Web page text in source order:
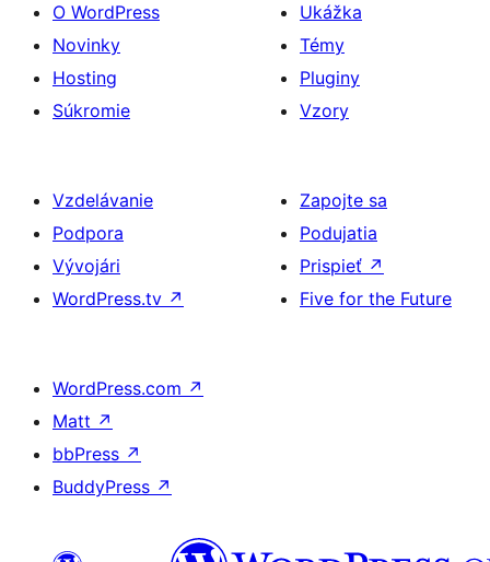
O WordPress
Novinky
Hosting
Súkromie
Ukážka
Témy
Pluginy
Vzory
Vzdelávanie
Podpora
Vývojári
WordPress.tv ↗
Zapojte sa
Podujatia
Prispieť ↗
Five for the Future
WordPress.com ↗
Matt ↗
bbPress ↗
BuddyPress ↗